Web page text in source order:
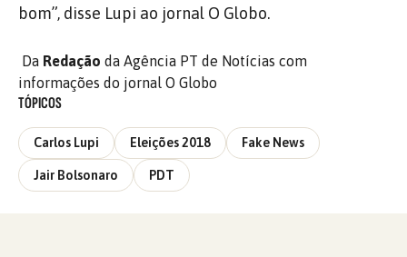
bom”, disse Lupi ao jornal O Globo.
Da Redação da Agência PT de Notícias com
informações do jornal O Globo
TÓPICOS
Carlos Lupi Eleições 2018 Fake News
Jair Bolsonaro PDT